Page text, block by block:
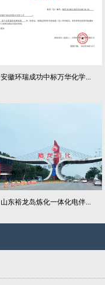
安徽环瑞成功中标万华化学...
山东裕龙岛炼化一体化电伴...